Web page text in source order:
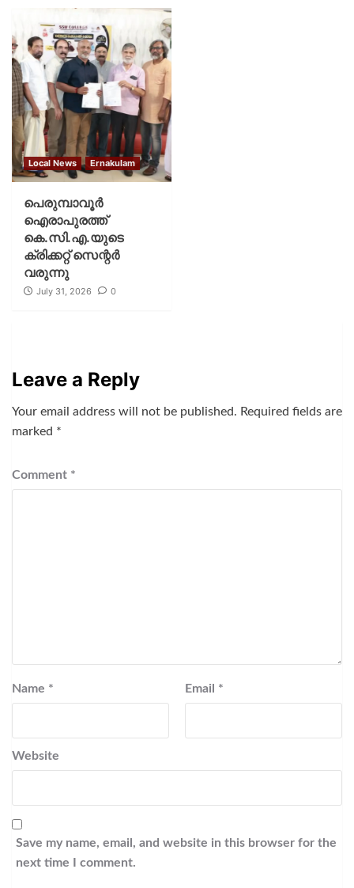
Local News Ernakulam
പെരുമ്പാവൂർ
ഐരാപുരത്ത്
കെ.സി.എ.യുടെ
ക്രിക്കറ്റ് സെന്റർ
വരുന്നു
July 31, 2026 0
Leave a Reply
Your email address will not be published. Required fields are
marked *
Comment *
Name * Email *
Website
Save my name, email, and website in this browser for the
next time I comment.